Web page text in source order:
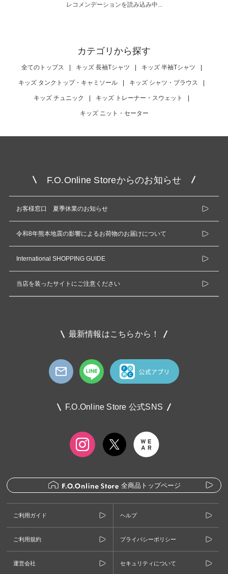
レコメンデーションを読み込み中...
カテゴリから探す
全てのトップス | キッズ 長袖Tシャツ | キッズ 半袖Tシャツ |
キッズ タンクトップ・キャミソール | キッズ シャツ・ブラウス |
キッズ チュニック | キッズ トレーナー・スウェット |
キッズ ニット・セーター
F.O.Online Storeからのお知らせ
お客様窓口 夏季休業のお知らせ
令和8年熊本地震の影響によるお荷物のお届けについて
International SHOPPING GUIDE
当店を装ったサイトにご注意ください
最新情報はこちらから！
F.O.Online Store 公式SNS
全商品トップページ
ご利用ガイド ヘルプ
ご利用規約 プライバシーポリシー
運営会社 セキュリティについて